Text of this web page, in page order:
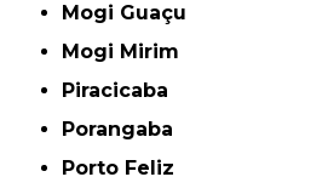
Mogi Guaçu
Mogi Mirim
Piracicaba
Porangaba
Porto Feliz